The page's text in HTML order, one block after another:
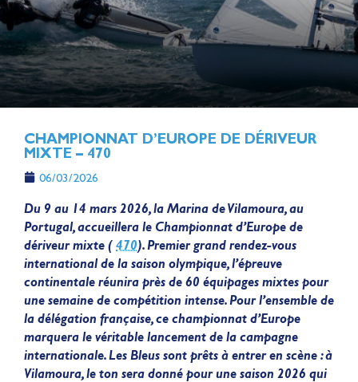
CHAMPIONNAT D’EUROPE DE DÉRIVEUR
MIXTE – 470
06/03/2026
Du 9 au 14 mars 2026, la Marina de Vilamoura, au
Portugal, accueillera le Championnat d’Europe de
dériveur mixte ( 470). Premier grand rendez-vous
international de la saison olympique, l’épreuve
continentale réunira près de 60 équipages mixtes pour
une semaine de compétition intense. Pour l’ensemble de
la délégation française, ce championnat d’Europe
marquera le véritable lancement de la campagne
internationale. Les Bleus sont prêts à entrer en scène : à
Vilamoura, le ton sera donné pour une saison 2026 qui